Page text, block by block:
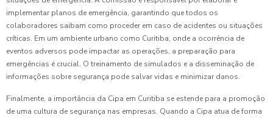
implementar planos de emergência, garantindo que todos os
colaboradores saibam como proceder em caso de acidentes ou situações
críticas. Em um ambiente urbano como Curitiba, onde a ocorrência de
eventos adversos pode impactar as operações, a preparação para
emergências é crucial. O treinamento de simulados e a disseminação de
informações sobre segurança pode salvar vidas e minimizar danos.
Finalmente, a importância da Cipa em Curitiba se estende para a promoção
de uma cultura de segurança nas empresas. Quando a Cipa atua de forma